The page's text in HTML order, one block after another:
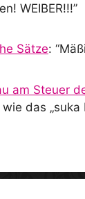
WEIBER!!!”
Sätze: “
am Steuer
das „suka